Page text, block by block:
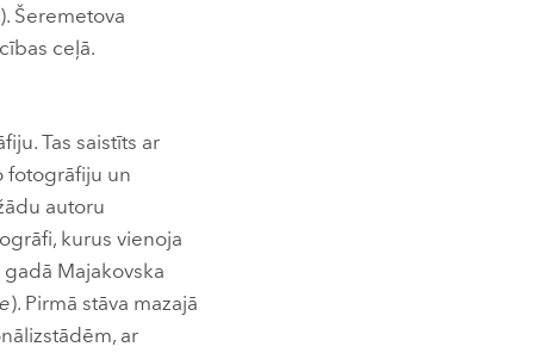
). Šeremetova
ceļā.
Tas saistīts ar
fotogrāfiju un
autoru
kurus vienoja
Majakovska
). Pirmā stāva mazajā
ar